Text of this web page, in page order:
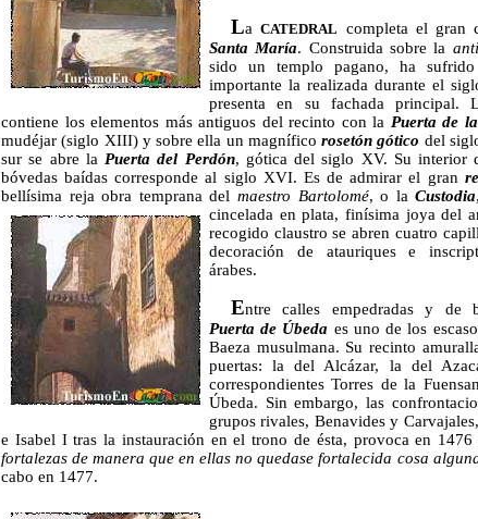
LaCATEDRAL completa el gran
Santa María. Construida sobre la
sido un templo pagano, ha sufrido
importante la realizada durante el
presenta en su fachada principal.
contiene los elementos más antiguos del recinto con la Puerta de
mudéjar (siglo XIII) y sobre ella un magníficorosetón gótico del
sur se abre la Puerta del Perdón, gótica del siglo XV. Su interior
bóvedas baídas corresponde al siglo XVI. Es de admirar el gran
bellísima reja obra temprana del maestro Bartolomé, o laCustodia
cincelada en plata, finísima joya del
recogido claustro se abren cuatro
decoración de atauriques e
árabes.
Entre calles empedradas y de
Puerta de Úbeda es uno de los
Baeza musulmana. Su recinto
puertas: la del Alcázar, la del
correspondientes Torres de la
Úbeda. Sin embargo, las
grupos rivales, Benavides y
e Isabel I tras la instauración en el trono de ésta, provoca en
fortalezas de manera que en ellas no quedase fortalecida cosa
cabo en 1477.